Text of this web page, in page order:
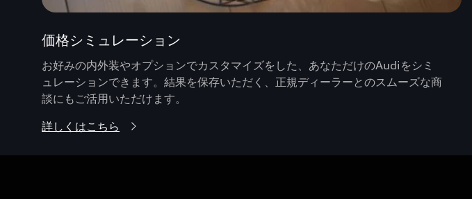
価格シミュレーション
お好みの内外装やオプションでカスタマイズをした、あなただけのAudiをシミ
ュレーションできます。結果を保存いただく、正規ディーラーとのスムーズな商
談にもご活用いただけます。
詳しくはこちら